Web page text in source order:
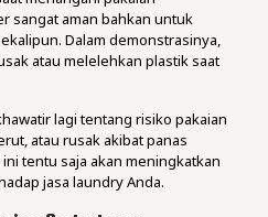
sangat aman bahkan untuk
Dalam demonstrasinya,
atau melelehkan plastik saat
lagi tentang risiko pakaian
atau rusak akibat panas
tentu saja akan meningkatkan
jasa laundry Anda.